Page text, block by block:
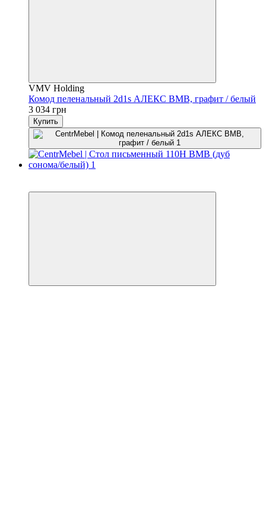
VMV Holding
Комод пеленальный 2d1s АЛЕКС ВМВ, графит / белый
3 034 грн
Купить